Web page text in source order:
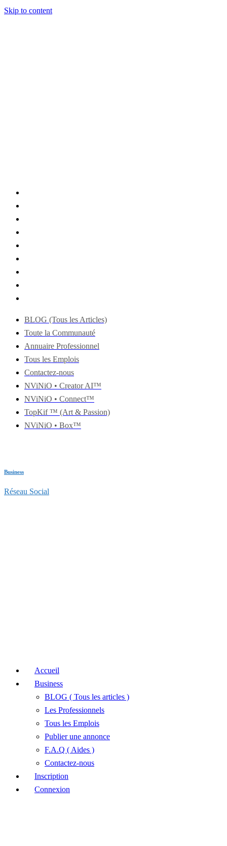
Skip to content
BLOG (Tous les Articles)
Toute la Communauté
Annuaire Professionnel
Tous les Emplois
Contactez-nous
NViNiO • Creator AI™
NViNiO • Connect™
TopKif ™ (Art & Passion)
NViNiO • Box™
Business
Réseau Social
Accueil
Business
BLOG ( Tous les articles )
Les Professionnels
Tous les Emplois
Publier une annonce
F.A.Q ( Aides )
Contactez-nous
Inscription
Connexion